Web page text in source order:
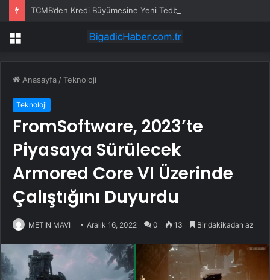
TCMB’den Kredi Büyümesine Yeni Tedbirler
Menü
Anasayfa /Teknoloji
Teknoloji
FromSoftware, 2023’te
Piyasaya Sürülecek
Armored Core VI Üzerinde
Çalıştığını Duyurdu
METİN MAVİ Aralık 16, 2022 0 13 Bir dakikadan az